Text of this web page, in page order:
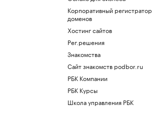
Корпоративный регистратор
доменов
Хостинг сайтов
Рег.решения
Знакомства
Сайт знакомств podbor.ru
РБК Компании
РБК Курсы
Школа управления РБК